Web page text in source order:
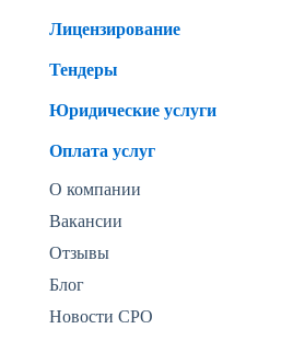
Лицензирование
Тендеры
Юридические услуги
Оплата услуг
О компании
Вакансии
Отзывы
Блог
Новости СРО